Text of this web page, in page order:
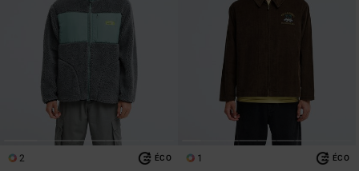
2 ÉCO 1 ÉCO